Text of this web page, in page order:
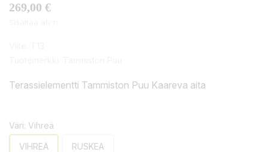
269,00 €
Terassielementti Tammiston Puu Kaareva aita
Väri: Vihreä
VIHREÄ RUSKEA